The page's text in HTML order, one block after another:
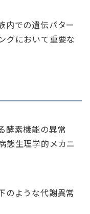
内での遺伝パター
グにおいて重要な
酵素機能の異常
態生理学的メカニ
のような代謝異常